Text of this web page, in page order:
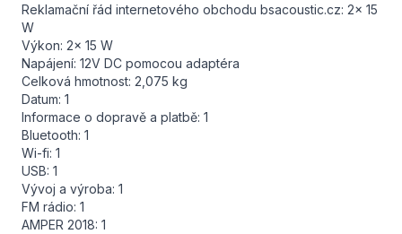
Reklamační řád internetového obchodu bsacoustic.cz: 2x 15
W
Výkon: 2x 15 W
Napájení: 12V DC pomocou adaptéra
Celková hmotnost: 2,075 kg
Datum: 1
Informace o dopravě a platbě: 1
Bluetooth: 1
Wi-fi: 1
USB: 1
Vývoj a výroba: 1
FM rádio: 1
AMPER 2018: 1